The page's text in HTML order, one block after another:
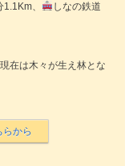
、
しなの鉄道
在は木々が生え林とな